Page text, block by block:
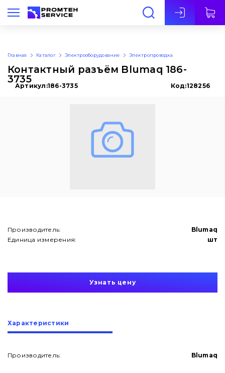
Рус
Главная Каталог Электрооборудование Электропроводка
Контактный разъём Blumaq 186-
3735
Артикул:186-3735 Код:128256
Производитель:
Blumaq
Единица измерения:
шт
Узнать цену
Характеристики
Производитель: Blumaq